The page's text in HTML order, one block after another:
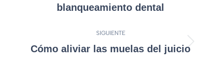
blanqueamiento dental
SIGUIENTE
Cómo aliviar las muelas del juicio